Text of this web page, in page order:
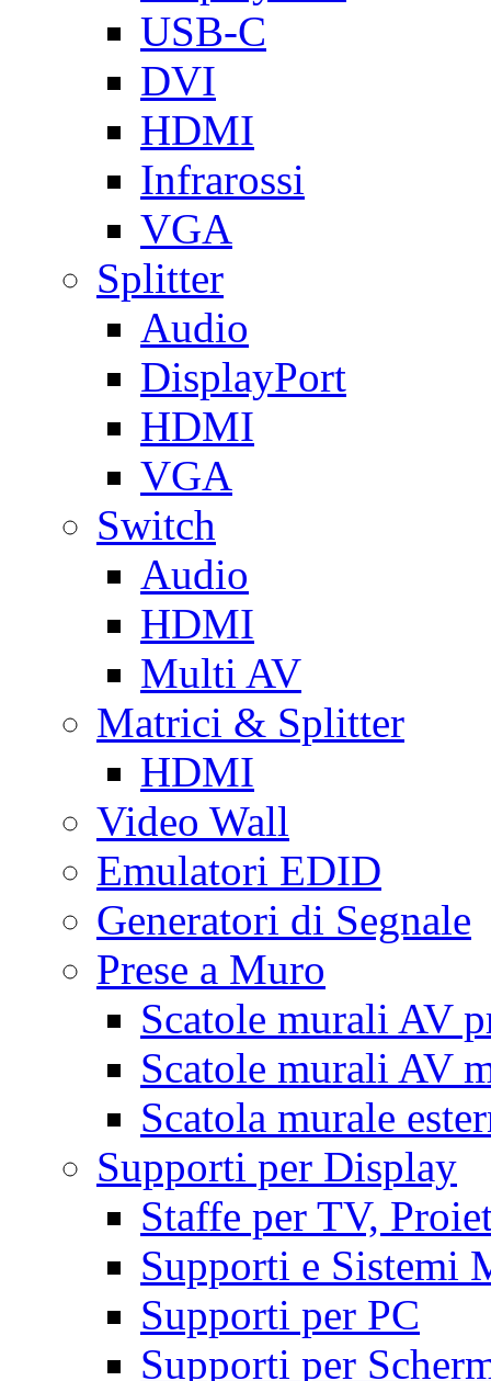
USB-C
DVI
HDMI
Infrarossi
VGA
Splitter
Audio
DisplayPort
HDMI
VGA
Switch
Audio
HDMI
Multi AV
Matrici & Splitter
HDMI
Video Wall
Emulatori EDID
Generatori di Segnale
Prese a Muro
Scatole murali AV
Scatole murali AV
Scatola murale
Supporti per Display
Staffe per TV,
Supporti e Sistemi
Supporti per PC
Supporti per